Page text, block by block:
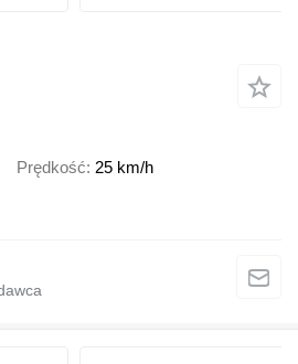
Prędkość 25 km/h